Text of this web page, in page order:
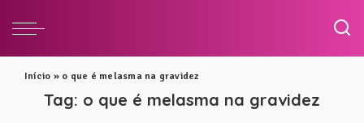
Início » o que é melasma na gravidez
Tag: o que é melasma na gravidez